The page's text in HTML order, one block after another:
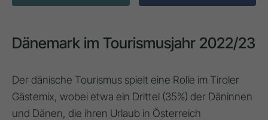
Dänemark im Tourismusjahr 2022/23
Der dänische Tourismus spielt eine Rolle im Tiroler
Gästemix, wobei etwa ein Drittel (35%) der Däninnen
und Dänen, die ihren Urlaub in Österreich